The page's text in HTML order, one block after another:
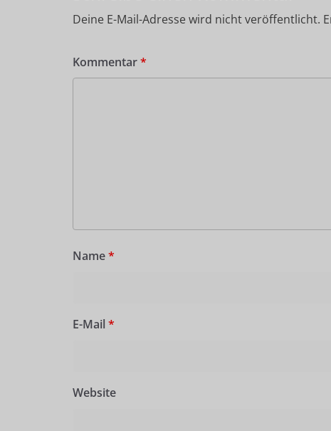
Deine E-Mail-Adresse wird nicht veröffentlicht.
Kommentar*
Name*
E-Mail *
Website